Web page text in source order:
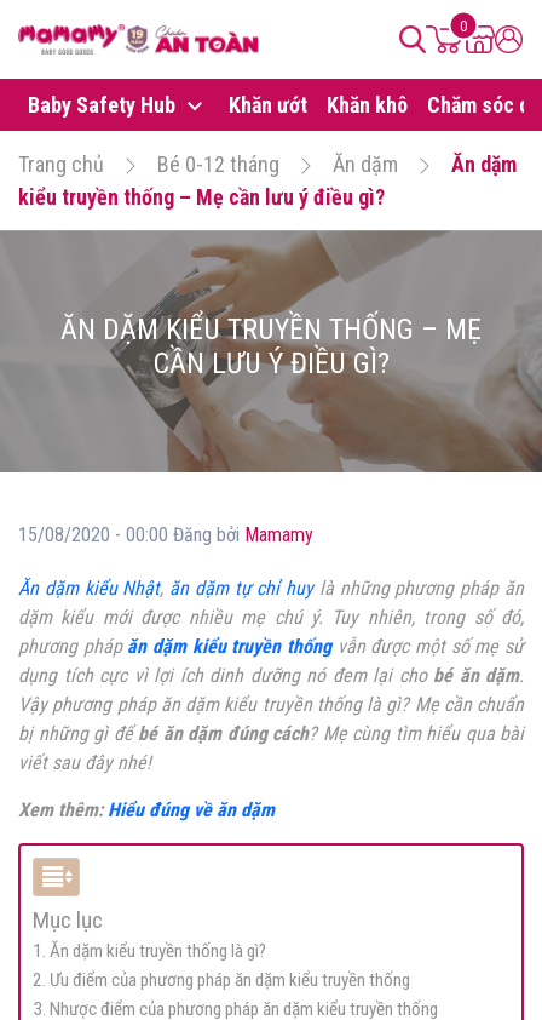
0
Baby Safety Hub Khăn ướt Khăn khô Chăm sóc da
Trang chủ Bé 0-12 tháng Ăn dặm
Ăn dặm
kiểu truyền thống – Mẹ cần lưu ý điều gì?
ĂN DẶM KIỂU TRUYỀN THỐNG – MẸ
CẦN LƯU Ý ĐIỀU GÌ?
15/08/2020 - 00:00 Đăng bởi Mamamy
Ăn dặm kiểu Nhật, ăn dặm tự chỉ huylà những phương pháp ăn
dặm kiểu mới được nhiều mẹ chú ý. Tuy nhiên, trong số đó,
phương phápăn dặm kiểu truyền thốngvẫn được một số mẹ sử
dụng tích cực vì lợi ích dinh dưỡng nó đem lại cho bé ăn dặm.
Vậy phương pháp ăn dặm kiểu truyền thống là gì? Mẹ cần chuẩn
bị những gì đểbé ăn dặm đúng cách? Mẹ cùng tìm hiểu qua bài
viết sau đây nhé!
Xem thêm:Hiểu đúng về ăn dặm
Mục lục
1. Ăn dặm kiểu truyền thống là gì?
2. Ưu điểm của phương pháp ăn dặm kiểu truyền thống
3. Nhược điểm của phương pháp ăn dặm kiểu truyền thống